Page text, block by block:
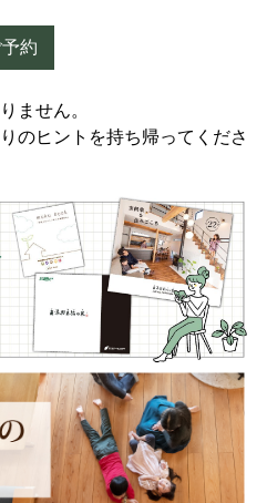
約
ません。
のヒントを持ち帰ってくださ